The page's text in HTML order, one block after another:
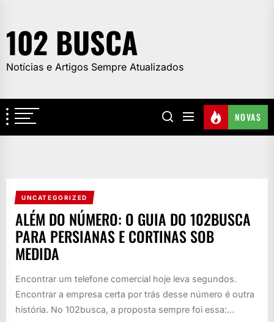
the
content
102 BUSCA
Notícias e Artigos Sempre Atualizados
NOVAS
UNCATEGORIZED
ALÉM DO NÚMERO: O GUIA DO 102BUSCA
PARA PERSIANAS E CORTINAS SOB
MEDIDA
Encontrar um telefone comercial hoje leva segundos.
Encontrar a empresa certa por trás desse número é outra
história. No 102busca, a proposta sempre foi essa:...